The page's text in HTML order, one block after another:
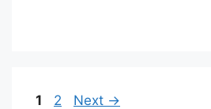
Page
1 Page
2 Next →